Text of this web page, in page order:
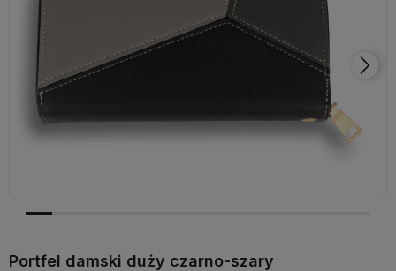
zaloguj się, aby przywrócić dodane produkty do listy
z poprzedniej sesji.
Portfel damski duży czarno-szary